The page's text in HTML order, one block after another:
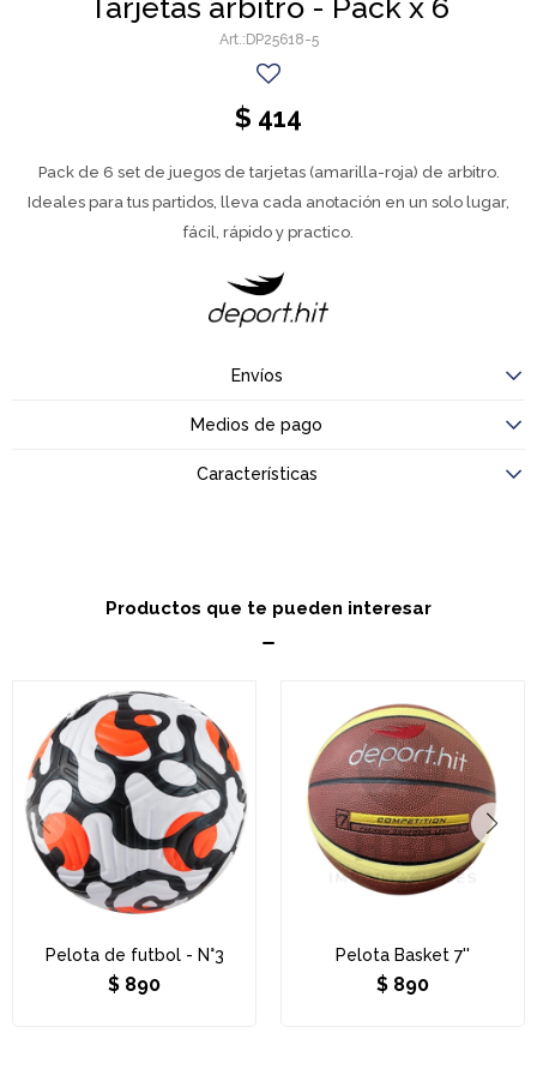
Tarjetas arbitro - Pack x 6
DP25618-5
$ 414
Pack de 6 set de juegos de tarjetas (amarilla-roja) de arbitro.
Ideales para tus partidos, lleva cada anotación en un solo lugar,
fácil, rápido y practico.
Envíos
Medios de pago
Características
Productos que te pueden interesar
Pelota de futbol - N°3
$ 890
Pelota Basket 7''
$ 890